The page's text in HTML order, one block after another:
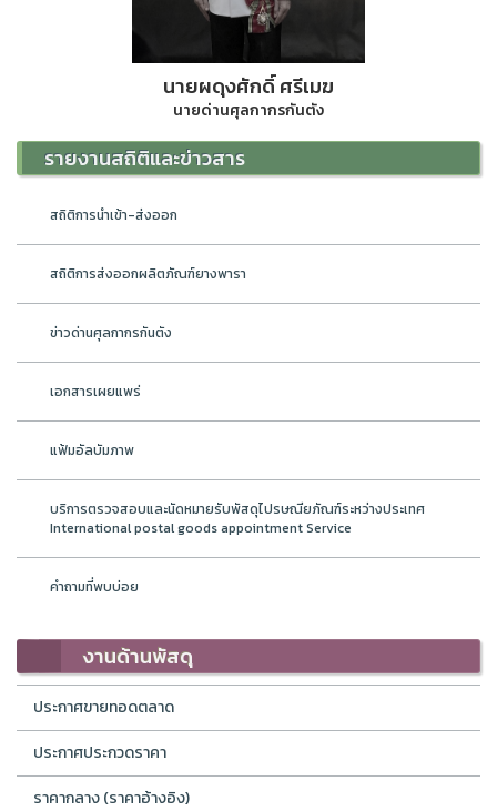
นายผดุงศักดิ์ ศรีเมฆ
นายด่านศุลกากรกันตัง
รายงานสถิติและข่าวสาร
สถิติการนำเข้า-ส่งออก
สถิติการส่งออกผลิตภัณฑ์ยางพารา
ข่าวด่านศุลกากรกันตัง
เอกสารเผยแพร่
แฟ้มอัลบัมภาพ
บริการตรวจสอบและนัดหมายรับพัสดุไปรษณียภัณฑ์ระหว่างประเทศ
International postal goods appointment Service
คำถามที่พบบ่อย
งานด้านพัสดุ
ประกาศขายทอดตลาด
ประกาศประกวดราคา
ราคากลาง (ราคาอ้างอิง)